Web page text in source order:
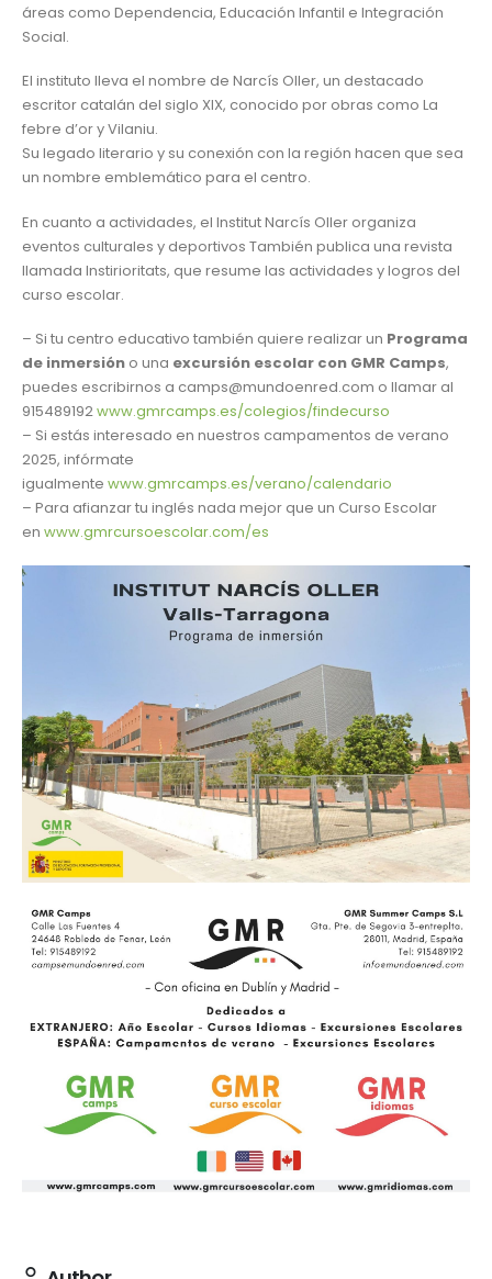
áreas como Dependencia, Educación Infantil e Integración
Social.
El instituto lleva el nombre de Narcís Oller, un destacado
escritor catalán del siglo XIX, conocido por obras como La
febre d’or y Vilaniu.
Su legado literario y su conexión con la región hacen que sea
un nombre emblemático para el centro.
En cuanto a actividades, el Institut Narcís Oller organiza
eventos culturales y deportivos También publica una revista
llamada Instirioritats, que resume las actividades y logros del
curso escolar.
– Si tu centro educativo también quiere realizar un Programa
de inmersión o una excursión escolar con GMR Camps,
puedes escribirnos a camps@mundoenred.com o llamar al
915489192www.gmrcamps.es/colegios/findecurso
– Si estás interesado en nuestros campamentos de verano
2025, infórmate
igualmente www.gmrcamps.es/verano/calendario
– Para afianzar tu inglés nada mejor que un Curso Escolar
en www.gmrcursoescolar.com/es